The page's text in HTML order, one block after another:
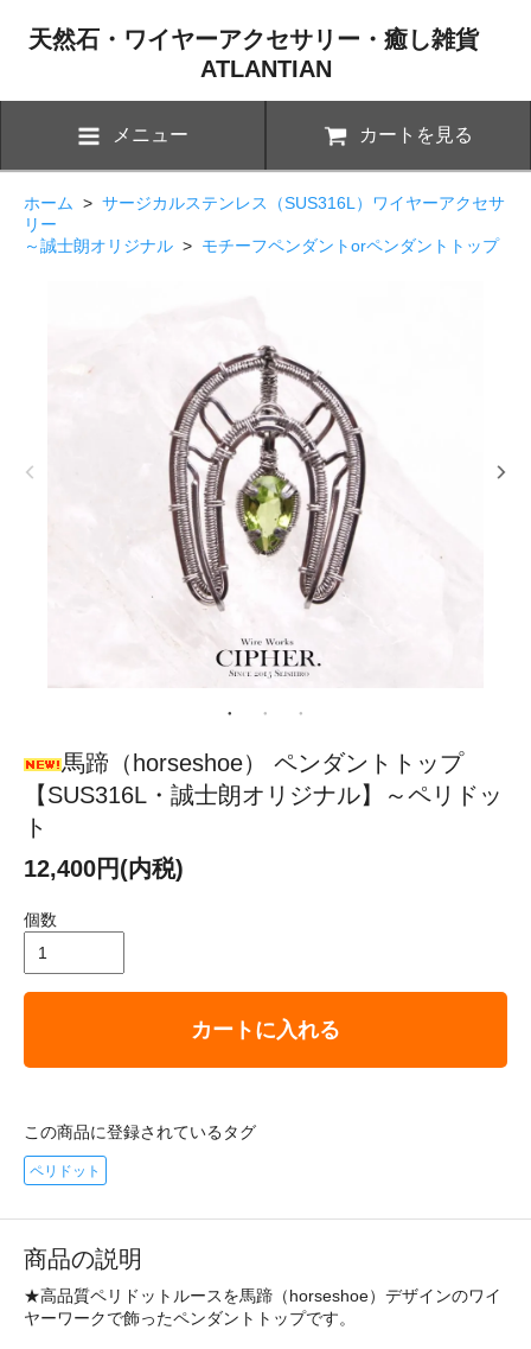
天然石・ワイヤーアクセサリー・癒し雑貨
ATLANTIAN
メニュー カートを見る
ホーム > サージカルステンレス（SUS316L）ワイヤーアクセサ
リー
～誠士朗オリジナル > モチーフペンダントorペンダントトップ
馬蹄（horseshoe） ペンダントトップ
【SUS316L・誠士朗オリジナル】～ペリドッ
ト
12,400円(内税)
個数
カートに入れる
この商品に登録されているタグ
ペリドット
商品の説明
★高品質ペリドットルースを馬蹄（horseshoe）デザインのワイ
ヤーワークで飾ったペンダントトップです。